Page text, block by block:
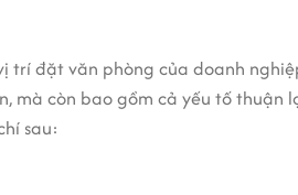
đặt văn phòng của doanh
mà còn bao gồm cả yếu tố
sau: